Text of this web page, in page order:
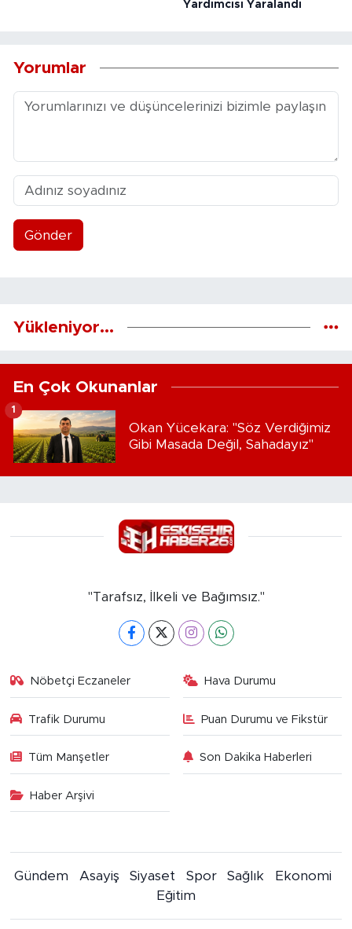
Yardımcısı Yaralandı
Yorumlar
Gönder
Yükleniyor...
En Çok Okunanlar
Okan Yücekara: "Söz Verdiğimiz
Gibi Masada Değil, Sahadayız"
1
"Tarafsız, İlkeli ve Bağımsız."
Nöbetçi Eczaneler Hava Durumu
Trafik Durumu Puan Durumu ve Fikstür
Tüm Manşetler Son Dakika Haberleri
Haber Arşivi
Gündem Asayiş Siyaset Spor Sağlık
Ekonomi
Eğitim